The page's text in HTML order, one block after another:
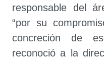
responsable del
“por su
concreción de
reconoció a la